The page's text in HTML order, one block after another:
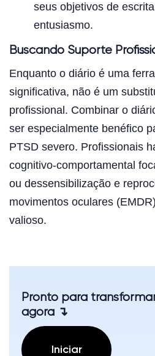
seus objetivos de
entusiasmo.
Buscando Suporte
Enquanto o diário é uma
significativa, não é um
profissional. Combinar o
ser especialmente benéfico
PTSD severo. Profissionais
cognitivo-comportamental
ou dessensibilização e
movimentos oculares
valioso.
Pronto para
agora ↴
Iniciar